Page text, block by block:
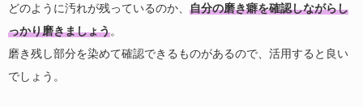
どのように汚れが残っているのか、 自分の磨き癖を確認しながらし
っかり磨きましょう。
磨き残し部分を染めて確認できるものがあるので、活用すると良い
でしょう。